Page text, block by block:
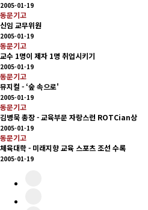
2005-01-19
동문기고
신임 교무위원
2005-01-19
동문기고
교수 1명이 제자 1명 취업시키기
2005-01-19
동문기고
뮤지컬 - ‘숲 속으로'
2005-01-19
동문기고
김병묵 총장 - 교육부문 자랑스런 ROTCian상
2005-01-19
동문기고
체육대학 - 미래지향 교육 스포츠 조선 수록
2005-01-19